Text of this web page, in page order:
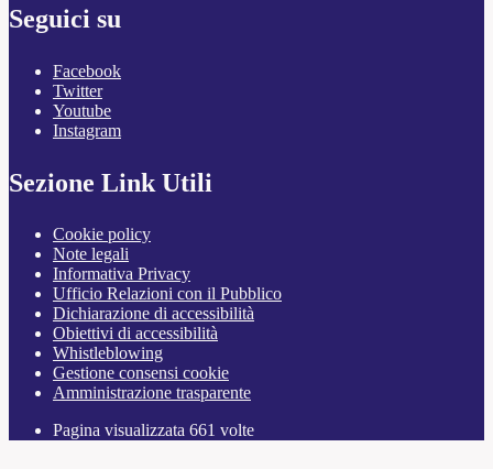
Seguici su
Facebook
Twitter
Youtube
Instagram
Sezione Link Utili
Cookie policy
Note legali
Informativa Privacy
Ufficio Relazioni con il Pubblico
Dichiarazione di accessibilità
Obiettivi di accessibilità
Whistleblowing
Gestione consensi cookie
Amministrazione trasparente
Pagina visualizzata 661 volte